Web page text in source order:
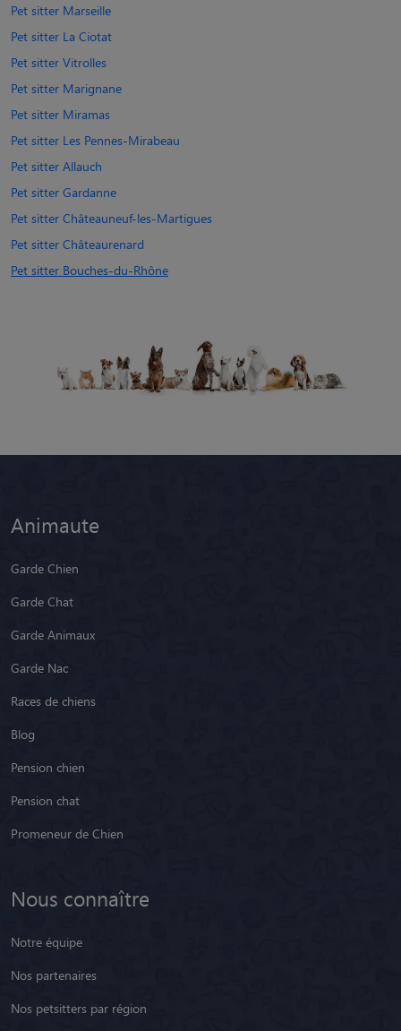
Pet sitter Marseille
Pet sitter La Ciotat
Pet sitter Vitrolles
Pet sitter Marignane
Pet sitter Miramas
Pet sitter Les Pennes-Mirabeau
Pet sitter Allauch
Pet sitter Gardanne
Pet sitter Châteauneuf-les-Martigues
Pet sitter Châteaurenard
Pet sitter Bouches-du-Rhône
Animaute
Garde Chien
Garde Chat
Garde Animaux
Garde Nac
Races de chiens
Blog
Pension chien
Pension chat
Promeneur de Chien
Nous connaître
Notre équipe
Nos partenaires
Nos petsitters par région